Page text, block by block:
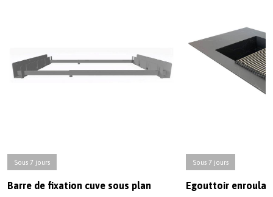
Sous 7 jours
Barre de fixation cuve sous plan
Sous 7 jours
Egouttoir